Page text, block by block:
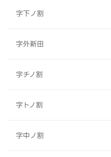
字下ノ割
字外新田
字チノ割
字トノ割
字中ノ割